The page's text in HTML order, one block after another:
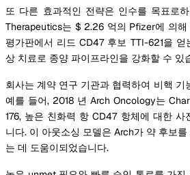
또 다른 효과적인 전략은 인수를 목표로
Therapeutics는 $ 2.26 억의 Pfizer에 의해
평가판에서 리드 CD47 후보 TTI-621을
상 치료로 종양 파이프라인을 강화할 수 있
회사는 계약 연구 기관과 협력하여 비핵 기
예를 들어, 2018 년 Arch Oncology는
176, 높은 친화력 항 CD47 항체에 대한 사
니다. 이 아웃소싱 모델은 Arch가 약 후보
는 데 도움이되었습니다.